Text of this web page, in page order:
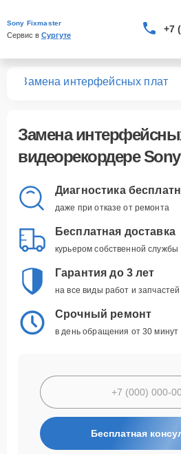
Sony Fixmaster
Сервис в Сургуте
+7
Замена интерфейсных плат
Замена
видеорекордере
Диагностика
даже при отказе от ремонта
Бесплатная доставка
курьером собственной службы
Гарантия до 3 лет
на все виды работ и запчастей
Срочный ремонт
в день обращения от 30 минут
Бесплатная